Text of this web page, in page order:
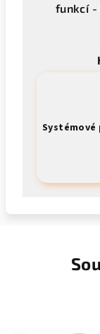
funkcí -
Systémové